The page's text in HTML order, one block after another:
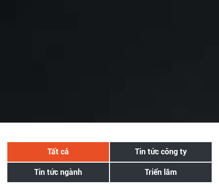
Tất cả Tin tức công ty
Tin tức ngành Triển lãm